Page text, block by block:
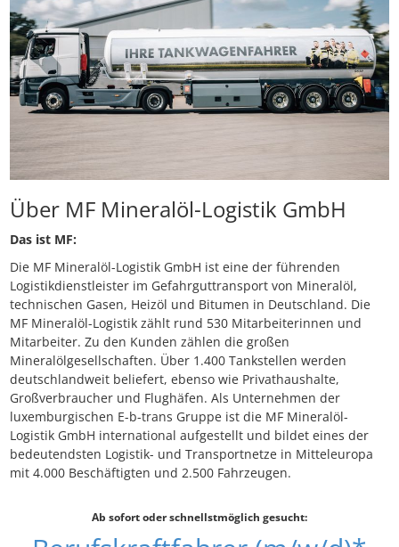
Über MF Mineralöl-Logistik GmbH
Das ist MF:
Die MF Mineralöl-Logistik GmbH ist eine der führenden
Logistikdienstleister im Gefahrguttransport von Mineralöl,
technischen Gasen, Heizöl und Bitumen in Deutschland. Die
MF Mineralöl-Logistik zählt rund 530 Mitarbeiterinnen und
Mitarbeiter. Zu den Kunden zählen die großen
Mineralölgesellschaften. Über 1.400 Tankstellen werden
deutschlandweit beliefert, ebenso wie Privathaushalte,
Großverbraucher und Flughäfen. Als Unternehmen der
luxemburgischen E-b-trans Gruppe ist die MF Mineralöl-
Logistik GmbH international aufgestellt und bildet eines der
bedeutendsten Logistik- und Transportnetze in Mitteleuropa
mit 4.000 Beschäftigten und 2.500 Fahrzeugen.
Ab sofort oder schnellstmöglich gesucht: